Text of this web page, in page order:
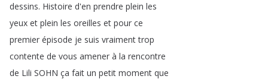
dessins. Histoire d'en prendre plein les
yeux et plein les oreilles et pour ce
premier épisode je suis vraiment trop
contente de vous amener à la rencontre
de Lili SOHN ça fait un petit moment que